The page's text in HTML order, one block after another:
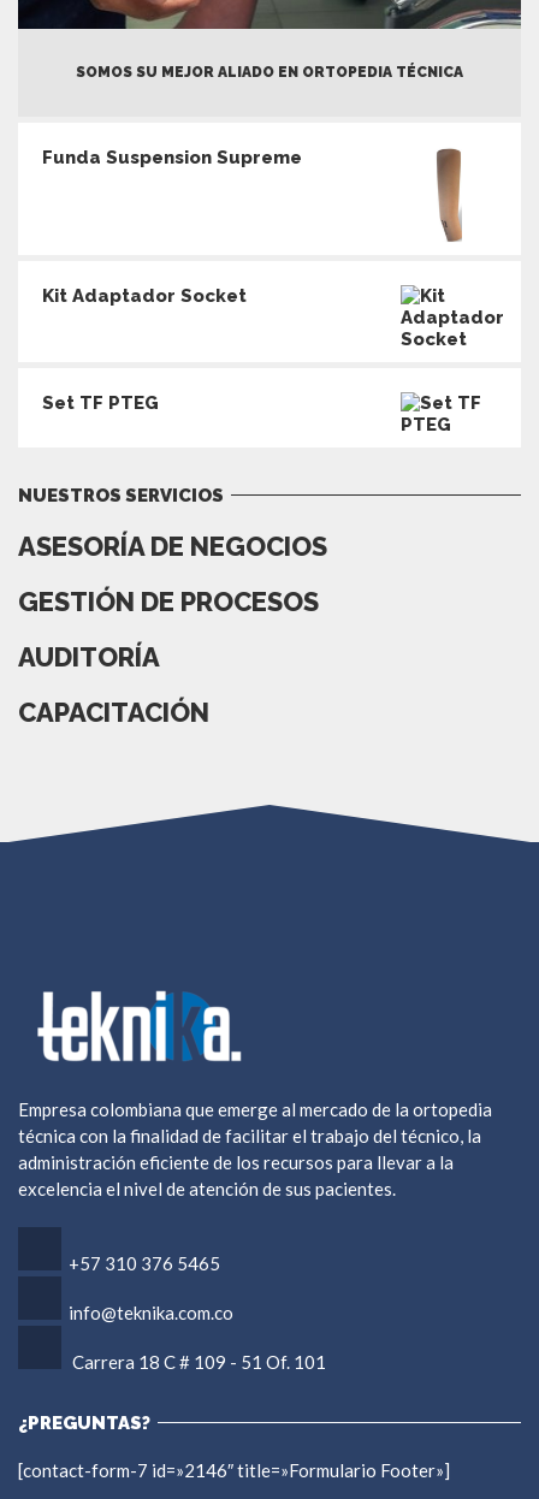
SOMOS SU MEJOR ALIADO EN ORTOPEDIA TÉCNICA
Funda Suspension Supreme
Kit Adaptador Socket
Set TF PTEG
NUESTROS SERVICIOS
ASESORÍA DE NEGOCIOS
GESTIÓN DE PROCESOS
AUDITORÍA
CAPACITACIÓN
Empresa colombiana que emerge al mercado de la ortopedia
técnica con la finalidad de facilitar el trabajo del técnico, la
administración eficiente de los recursos para llevar a la
excelencia el nivel de atención de sus pacientes.
+57 ‎310 376 5465
info@teknika.com.co
Carrera 18 C # 109 - 51 Of. 101
¿PREGUNTAS?
[contact-form-7 id=»2146″ title=»Formulario Footer»]